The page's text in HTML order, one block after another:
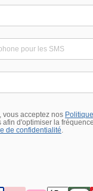
vous acceptez nos
d'optimiser la
de confidentialité.